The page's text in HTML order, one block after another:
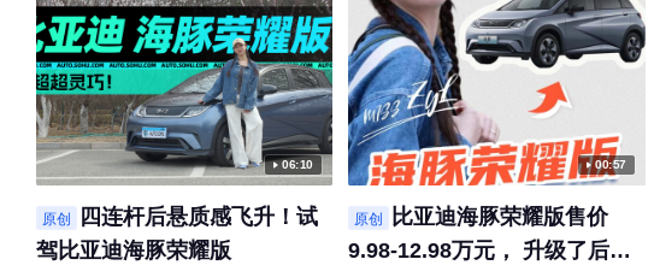
06:10
原创
四连杆后悬质感飞升！试
驾比亚迪海豚荣耀版
00:57
原创
比亚迪海豚荣耀版售价
9.98-12.98万元， 升级了后四